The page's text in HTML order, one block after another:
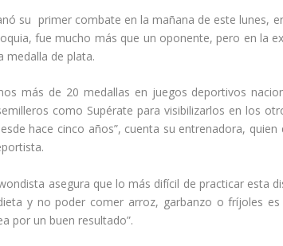
su primer combate en la mañana de este lunes,
fue mucho más que un oponente, pero en la
medalla de plata.
más de 20 medallas en juegos deportivos
como Supérate para visibilizarlos en los
hace cinco años”, cuenta su entrenadora,
asegura que lo más difícil de practicar esta
y no poder comer arroz, garbanzo o fríjoles
por un buen resultado”.